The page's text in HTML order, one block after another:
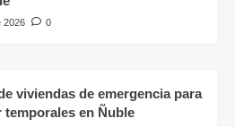
2026 0
viviendas de emergencia para
en Ñuble